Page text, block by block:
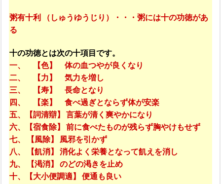
粥有十利 （しゅうゆうじり）・・・粥には十の功徳があ
る
十の功徳とは次の十項目です。
一、 【色】 体の血つやが良くなり
二、 【力】 気力を増し
三、 【寿】 長命となり
四、 【楽】 食べ過ぎとならず体が安楽
五、【詞清辯】 言葉が清く爽やかになり
六、【宿食除】 前に食べたものが残らず胸やけもせず
七、 【風除】 風邪を引かず
八、 【飢消】 消化よく栄養となって飢えを消し
九、 【渇消】 のどの渇きを止め
十、【大小便調適】 便通も良い